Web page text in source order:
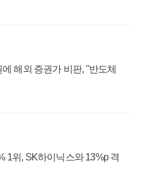
해외 증권가 비판, "반도체
1위, SK하이닉스와 13%p 격